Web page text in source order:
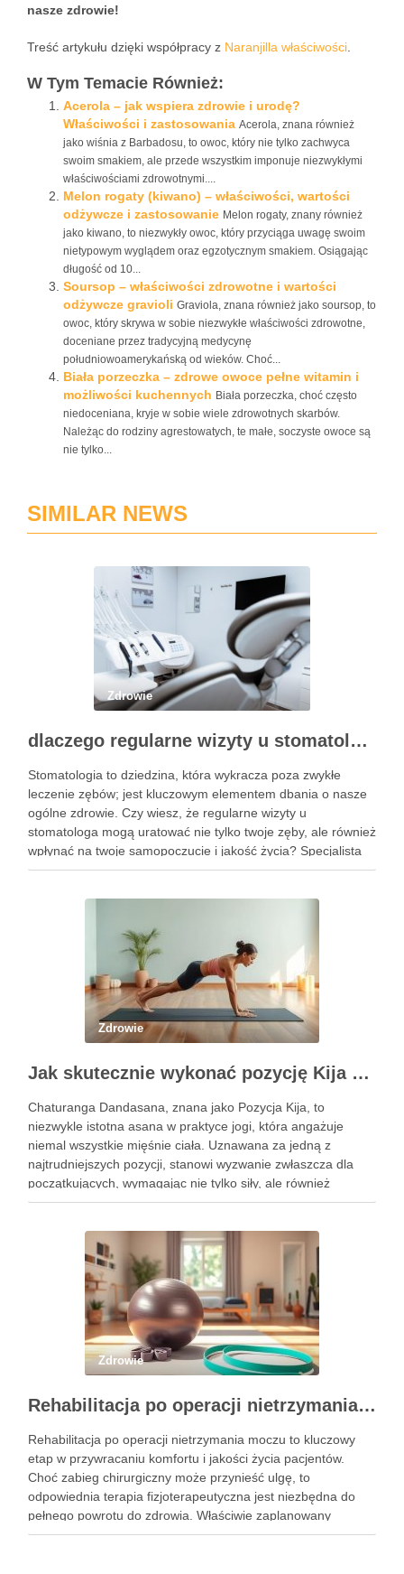
nasze zdrowie!
Treść artykułu dzięki współpracy z Naranjilla właściwości
W Tym Temacie Również:
Acerola – jak wspiera zdrowie i urodę?
Właściwości i zastosowania Acerola, znana również
jako wiśnia z Barbadosu, to owoc, który nie tylko zachwyca
swoim smakiem, ale przede wszystkim imponuje niezwykłymi
właściwościami zdrowotnymi....
Melon rogaty (kiwano) – właściwości, wartości
odżywcze i zastosowanie Melon rogaty, znany również
jako kiwano, to niezwykły owoc, który przyciąga uwagę swoim
nietypowym wyglądem oraz egzotycznym smakiem. Osiągając
długość od 10...
Soursop – właściwości zdrowotne i wartości
odżywcze gravioli Graviola, znana również jako soursop, to
owoc, który skrywa w sobie niezwykłe właściwości zdrowotne,
doceniane przez tradycyjną medycynę
południowoamerykańską od wieków. Choć...
Biała porzeczka – zdrowe owoce pełne witamin i
możliwości kuchennych Biała porzeczka, choć często
niedoceniana, kryje w sobie wiele zdrowotnych skarbów.
Należąc do rodziny agrestowatych, te małe, soczyste owoce są
nie tylko...
SIMILAR NEWS
Zdrowie
dlaczego regularne wizyty u stomatologa są kluczowe dla zdrowia jamy ustnej?
Stomatologia to dziedzina, która wykracza poza zwykłe
leczenie zębów; jest kluczowym elementem dbania o nasze
ogólne zdrowie. Czy wiesz, że regularne wizyty u
stomatologa mogą uratować nie tylko twoje zęby, ale również
wpłynąć na twoje samopoczucie i jakość życia? Specjalista
ten zajmuje się diagnostyką i profilaktyką chorób jamy ustnej,
Zdrowie
Jak skutecznie wykonać pozycję Kija w jodze? Przewodnik krok po kroku
Chaturanga Dandasana, znana jako Pozycja Kija, to
niezwykle istotna asana w praktyce jogi, która angażuje
niemal wszystkie mięśnie ciała. Uznawana za jedną z
najtrudniejszych pozycji, stanowi wyzwanie zwłaszcza dla
początkujących, wymagając nie tylko siły, ale również
precyzyjnego ustawienia ciała. Właściwe wykonanie tej
Zdrowie
Rehabilitacja po operacji nietrzymania moczu – kluczowe informacje i ćwiczenia
Rehabilitacja po operacji nietrzymania moczu to kluczowy
etap w przywracaniu komfortu i jakości życia pacjentów.
Choć zabieg chirurgiczny może przynieść ulgę, to
odpowiednia terapia fizjoterapeutyczna jest niezbędna do
pełnego powrotu do zdrowia. Właściwie zaplanowany
program rehabilitacji, obejmujący intensywne ćwiczenia oraz